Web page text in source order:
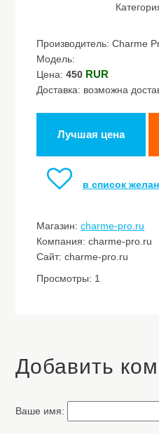
Производитель: Charme
Модель:
Цена:450 RUR
Доставка: возможна
Лучшая цена
в список
Магазин:charme-pro.ru
Компания: charme-pro.ru
Сайт: charme-pro.ru
Просмотры: 1
Добавить
Ваше имя: